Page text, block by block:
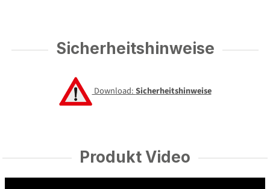
Sicherheitshinweise
Download:Sicherheitshinweise
Produkt Video